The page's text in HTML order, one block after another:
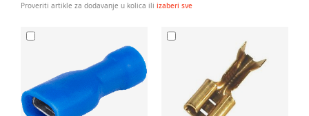
Proveriti artikle za dodavanje u kolica ili izaberi sve